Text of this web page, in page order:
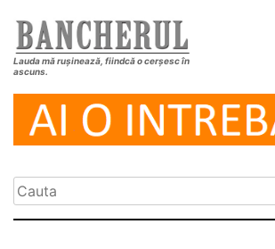
Lauda mă rușinează, fiindcă o cerșesc în
ascuns.